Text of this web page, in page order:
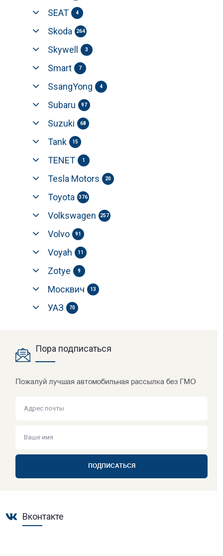
SEAT 4
Skoda 264
Skywell 3
Smart 7
SsangYong 4
Subaru 97
Suzuki 68
Tank 15
TENET 1
Tesla Motors 20
Toyota 376
Volkswagen 257
Volvo 91
Voyah 11
Zotye 9
Москвич 13
УАЗ 70
Пора подписаться
Пожалуй лучшая автомобильная рассылка без ГМО
ПОДПИСАТЬСЯ
Вконтакте